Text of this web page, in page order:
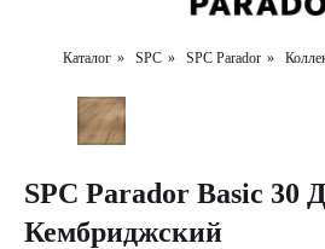
Каталог » SPC » SPC Parador »
SPC Parador Basic 30
Кембриджский